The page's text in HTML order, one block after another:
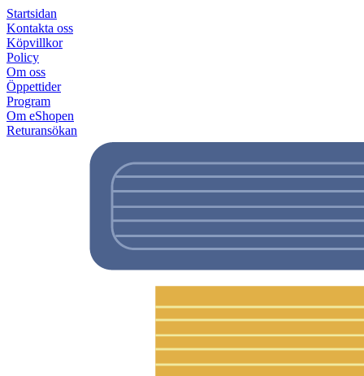
Startsidan
Kontakta oss
Köpvillkor
Policy
Om oss
Öppettider
Program
Om eShopen
Returansökan